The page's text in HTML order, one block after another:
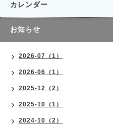
カレンダー
お知らせ
2026-07（1）
2026-06（1）
2025-12（2）
2025-10（1）
2024-10（2）